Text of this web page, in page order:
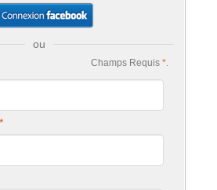
ou
Champs Requis *.